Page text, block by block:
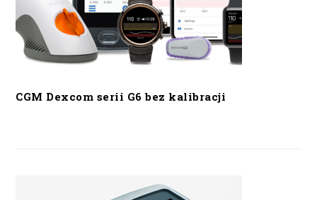
CGM Dexcom serii G6 bez kalibracji